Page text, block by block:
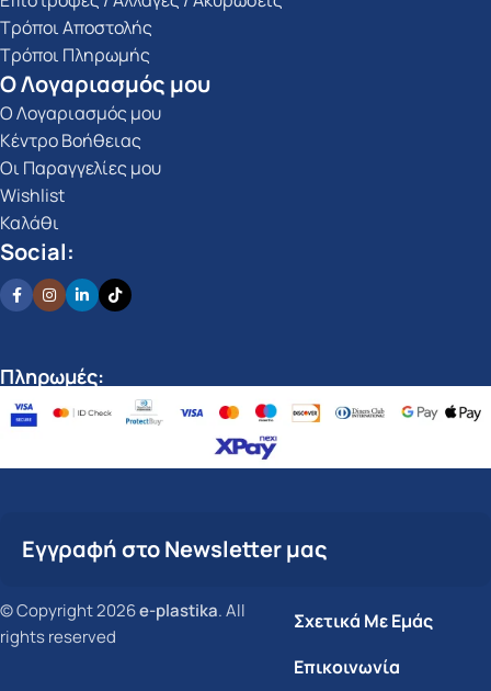
Τρόποι Αποστολής
Τρόποι Πληρωμής
Ο Λογαριασμός μου
Ο Λογαριασμός μου
Κέντρο Βοήθειας
Οι Παραγγελίες μου
Wishlist
Καλάθι
Social:
Πληρωμές:
Εγγραφή στο Newsletter μας
© Copyright 2026e-plastika. All
rights reserved
Σχετικά Με Εμάς
Επικοινωνία